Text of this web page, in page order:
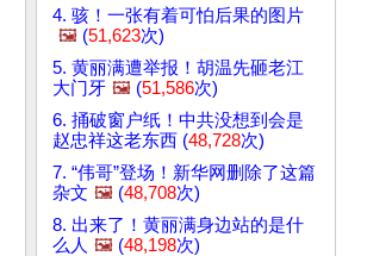
4. 骇！一张有着可怕后果的图片
🖼️ (51,623次)
5. 黄丽满遭举报！胡温先砸老江
大门牙 🖼️ (51,586次)
6. 捅破窗户纸！中共没想到会是
赵忠祥这老东西 (48,728次)
7. “伟哥”登场！新华网删除了这篇
杂文 🖼️ (48,708次)
8. 出来了！黄丽满身边站的是什
么人 🖼️ (48,198次)